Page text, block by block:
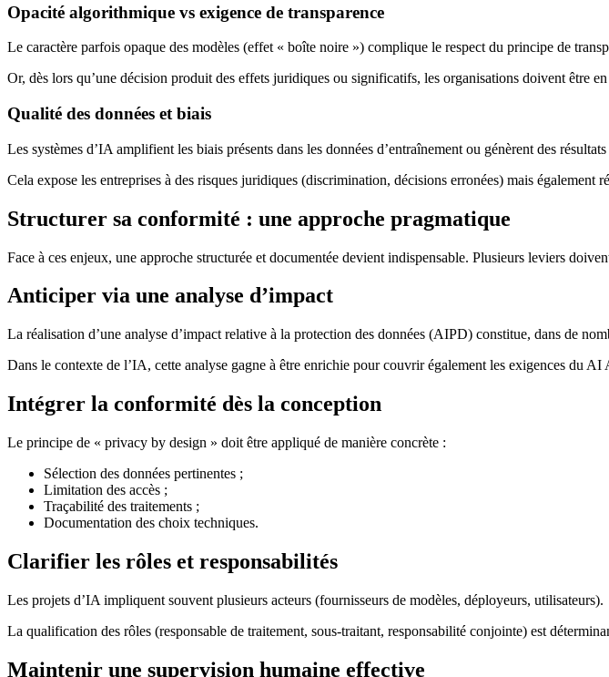
Opacité algorithmique vs exigence de transparence
Le caractère parfois opaque des modèles (effet « boîte noire ») complique le respect du principe de
Or, dès lors qu’une décision produit des effets juridiques ou significatifs, les organisations doivent être
Qualité des données et biais
Les systèmes d’IA amplifient les biais présents dans les données d’entraînement ou génèrent des
Cela expose les entreprises à des risques juridiques (discrimination, décisions erronées) mais
Structurer sa conformité : une approche pragmatique
Face à ces enjeux, une approche structurée et documentée devient indispensable. Plusieurs leviers
Anticiper via une analyse d’impact
La réalisation d’une analyse d’impact relative à la protection des données (AIPD) constitue, dans de
Dans le contexte de l’IA, cette analyse gagne à être enrichie pour couvrir également les exigences du
Intégrer la conformité dès la conception
Le principe de « privacy by design » doit être appliqué de manière concrète :
Sélection des données pertinentes ;
Limitation des accès ;
Traçabilité des traitements ;
Documentation des choix techniques.
Clarifier les rôles et responsabilités
Les projets d’IA impliquent souvent plusieurs acteurs (fournisseurs de modèles, déployeurs, utilisateurs).
La qualification des rôles (responsable de traitement, sous-traitant, responsabilité conjointe) est
Maintenir une supervision humaine effective